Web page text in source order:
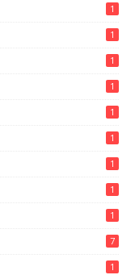
1
1
1
1
1
1
1
1
1
7
1